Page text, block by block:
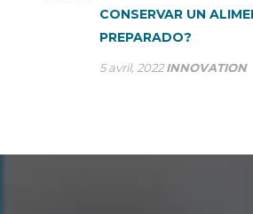
CONSERVAR UN
PREPARADO?
5 avril, 2022 INNOVATION